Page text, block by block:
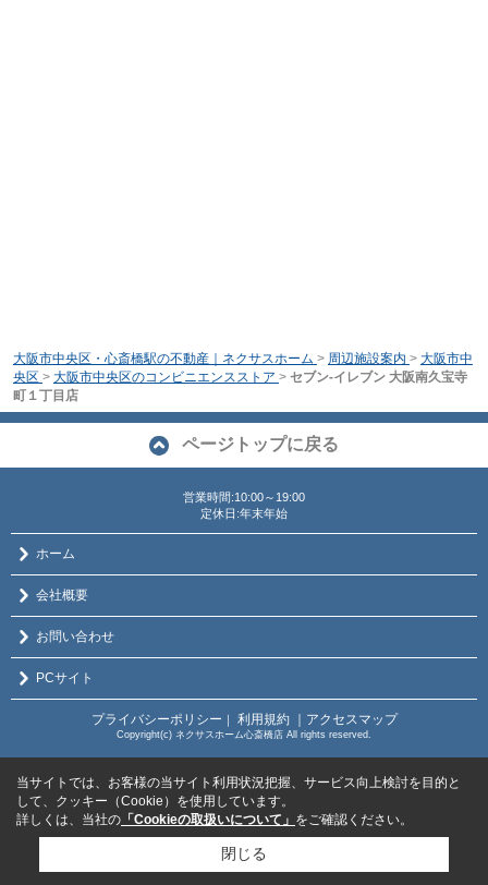
大阪市中央区・心斎橋駅の不動産｜ネクサスホーム > 周辺施設案内 > 大阪市中
央区 > 大阪市中央区のコンビニエンスストア > セブン-イレブン 大阪南久宝寺
町１丁目店
ページトップに戻る
営業時間:10:00～19:00
定休日:年末年始
ホーム
会社概要
お問い合わせ
PCサイト
プライバシーポリシー ｜ 利用規約 ｜アクセスマップ
Copyright(c) ネクサスホーム心斎橋店 All rights reserved.
当サイトでは、お客様の当サイト利用状況把握、サービス向上検討を目的と
して、クッキー（Cookie）を使用しています。
詳しくは、当社の 「Cookieの取扱いについて」 をご確認ください。
閉じる